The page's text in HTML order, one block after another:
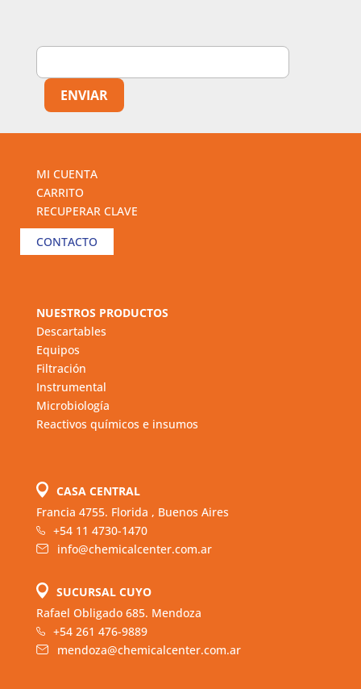
MI CUENTA
CARRITO
RECUPERAR CLAVE
CONTACTO
NUESTROS PRODUCTOS
Descartables
Equipos
Filtración
Instrumental
Microbiología
Reactivos químicos e insumos
CASA CENTRAL
Francia 4755. Florida , Buenos Aires
+54 11 4730-1470
info@chemicalcenter.com.ar
SUCURSAL CUYO
Rafael Obligado 685. Mendoza
+54 261 476-9889
mendoza@chemicalcenter.com.ar